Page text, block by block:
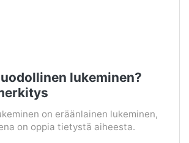
lukeminen?
on eräänlainen lukeminen,
on oppia tietystä aiheesta.